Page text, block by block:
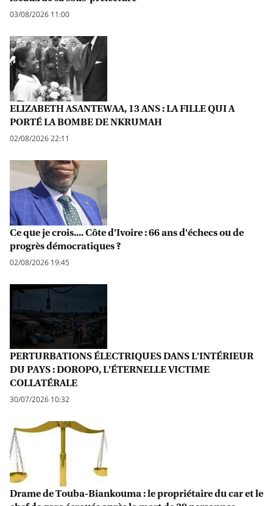
03/08/2026 11:00
ELIZABETH ASANTEWAA, 13 ANS : LA FILLE QUI A
PORTÉ LA BOMBE DE NKRUMAH
02/08/2026 22:11
Ce que je crois.... Côte d'Ivoire : 66 ans d'échecs ou de
progrès démocratiques ?
02/08/2026 19:45
PERTURBATIONS ÉLECTRIQUES DANS L'INTÉRIEUR
DU PAYS : DOROPO, L'ÉTERNELLE VICTIME
COLLATÉRALE
30/07/2026 10:32
Drame de Touba-Biankouma : le propriétaire du car et le